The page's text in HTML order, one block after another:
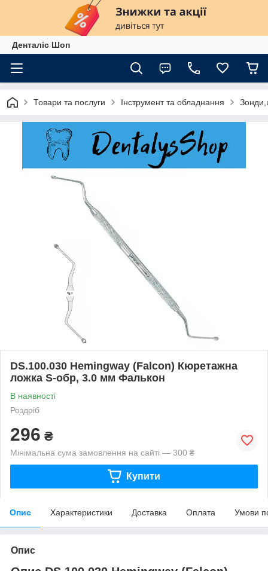
Денталіс Шоп
Товари та послуги Інструмент та обладнання
DS.100.030 Hemingway (Falcon) Кюретажна
ложка S-обр, 3.0 мм Фалькон
В наявності
Роздріб
296 ₴
Мінімальна сума замовлення на сайті — 300 ₴
Купити
Опис Характеристики Доставка Оплата Умови
Опис